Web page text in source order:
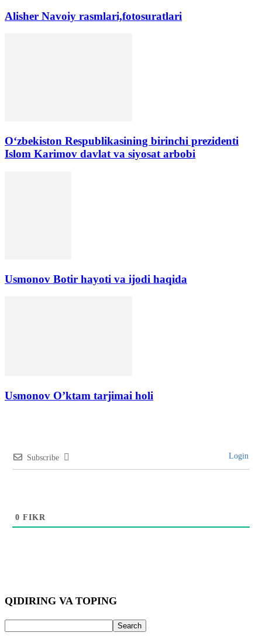
Alisher Navoiy rasmlari,fotosuratlari
Oʻzbekiston Respublikasining birinchi prezidenti
Islom Karimov davlat va siyosat arbobi
Usmonov Botir hayoti va ijodi haqida
Usmonov O’ktam tarjimai holi
Subscribe Login
0 FIKR
QIDIRING VA TOPING